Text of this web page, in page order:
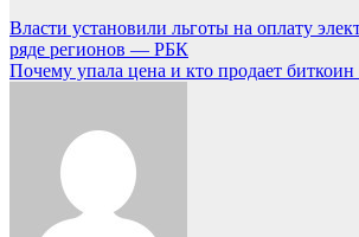
Навигация
по
Власти установили льготы на оплату
ряде регионов — РБК
Почему упала цена и кто продает